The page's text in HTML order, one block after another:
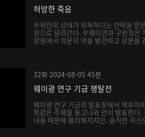
허망한 죽음
쑤위안의 상태가 위독하다는 연락을 받
원으로 달려간다. 쑤웨이안과 구윈정은
양원에서 의문의 약을 발견하고 성분을
32화 2024-08-05 45분
웨이광 연구 기금 쟁탈전
웨이광 연구 기금의 발표장에서 제후이
똑같은 주제를 들고나와 먼저 발표한다.
내용 때문에 불리해지지만, 솔직한 자